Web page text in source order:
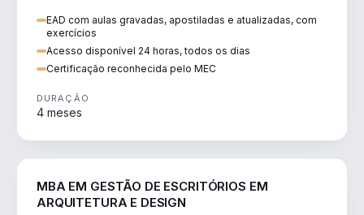
EAD com aulas gravadas, apostiladas e atualizadas, com
exercícios
Acesso disponível 24 horas, todos os dias
Certificação reconhecida pelo MEC
DURAÇÃO
4 meses
MBA EM GESTÃO DE ESCRITÓRIOS EM
ARQUITETURA E DESIGN